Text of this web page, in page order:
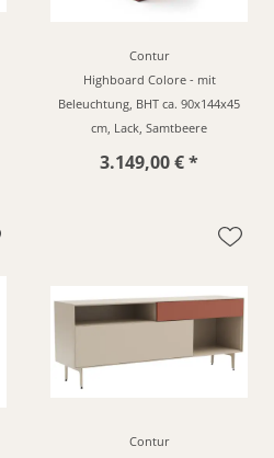
Contur
Highboard Colore - mit
Beleuchtung, BHT ca. 90x144x45
cm, Lack, Samtbeere
3.149,00 € *
Contur